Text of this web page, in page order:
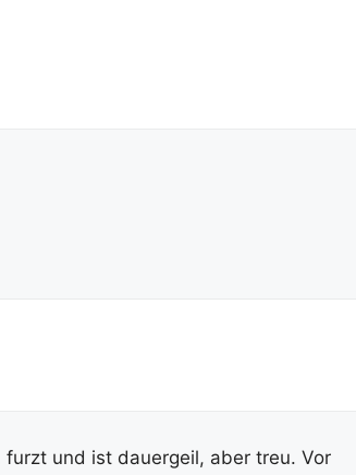
und ist dauergeil, aber treu. Vor